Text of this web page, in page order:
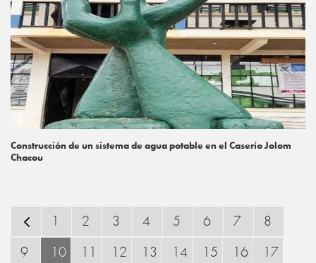
Construcción de un sistema de agua potable en el Caserío Jolom
Chacou
1 2 3 4 5 6 7
8
9
10 11 12 13 14 15 16
17